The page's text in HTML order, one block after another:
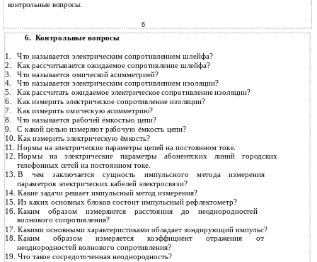
контрольные вопросы.
6
6. Контрольные вопросы
1.
Что называется электрическим сопротивлением шлейфа?
2.
Как рассчитывается ожидаемое сопротивление шлейфа?
3.
Что называется омической асимметрией?
4.
Что называется электрическим сопротивлением изоляции?
5. Как рассчитать ожидаемое электрическое сопротивление изоляции?
6.
Как измерить электрическое сопротивление изоляции?
7.
Как измерить омическую асимметрию?
8.
Что называется рабочей ёмкостью цепи?
9.
С какой целью измеряют рабочую ёмкость цепи?
10. Как измерить электрическую ёмкость?
11. Нормы на электрические параметры цепей на постоянном токе.
12. Нормы на электрические параметры абонентских линий городских
телефонных сетей на постоянном токе.
13. В чем заключается сущность импульсного метода измерения
параметров электрических кабелей электросвязи?
14. Какие задачи решает импульсный метод измерения?
15. Из каких основных блоков состоит импульсный рефлектометр?
16. Каким образом измеряются расстояния до неоднородностей
волнового сопротивления?
17. Какими основными характеристиками обладает зондирующий импульс?
18. Каким образом измеряется коэффициент отражения от
неоднородностей волнового сопротивления?
19. Что такое сосредоточенная неоднородность?